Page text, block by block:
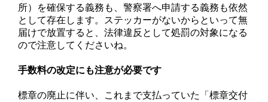
所）を確保する義務も、警察署へ申請する義務も依然
として存在します。ステッカーがないからといって無
届けで放置すると、法律違反として処罰の対象になる
ので注意してくださいね。
手数料の改定にも注意が必要です
標章の廃止に伴い、これまで支払っていた「標章交付